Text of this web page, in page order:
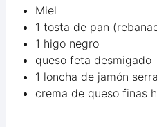
Miel
1 tosta de pan
1 higo negro
queso feta desmigado
1 loncha de jamón
crema de queso finas